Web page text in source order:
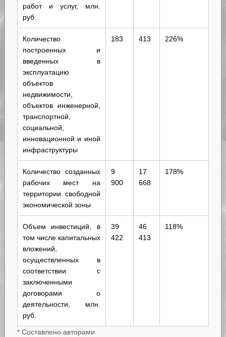
работ и услуг, млн.
руб.
Количество
построенных и
введенных в
эксплуатацию
объектов
недвижимости,
объектов инженерной,
транспортной,
социальной,
инновационной и иной
инфраструктуры
183 413 226%
Количество созданных
рабочих мест на
территории свободной
экономической зоны
9
900
17
668
178%
Объем инвестиций, в
том числе капитальных
вложений,
осуществленных в
соответствии с
заключенными
договорами о
деятельности, млн.
руб.
39
422
46
413
118%
* Составлено авторами